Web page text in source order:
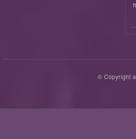
© Copyright